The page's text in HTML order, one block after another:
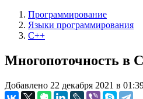
Программирование
Языки программирования
C++
Многопоточность в
Добавлено 22 декабря 2021 в